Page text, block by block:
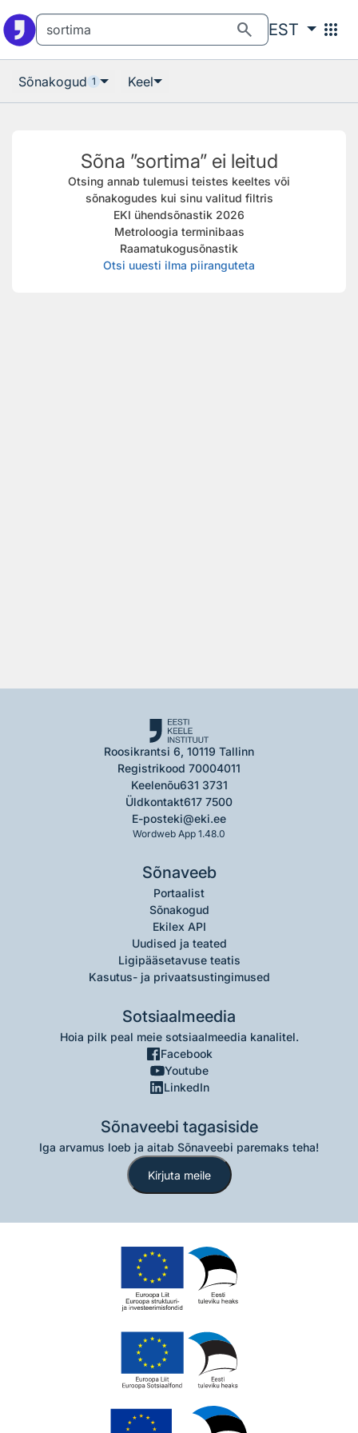
search EST apps
Sõnakogud 1 Keel
Sõna ”sortima” ei leitud
Otsing annab tulemusi teistes keeltes või
sõnakogudes kui sinu valitud filtris
EKI ühendsõnastik 2026
Metroloogia terminibaas
Raamatukogusõnastik
Otsi uuesti ilma piiranguteta
Roosikrantsi 6, 10119 Tallinn
Registrikood 70004011
Keelenõu631 3731
Üldkontakt617 7500
E-posteki@eki.ee
Wordweb App 1.48.0
Sõnaveeb
Portaalist
Sõnakogud
Ekilex API
Uudised ja teated
Ligipääsetavuse teatis
Kasutus- ja privaatsustingimused
Sotsiaalmeedia
Hoia pilk peal meie sotsiaalmeedia kanalitel.
Facebook
Youtube
LinkedIn
Sõnaveebi tagasiside
Iga arvamus loeb ja aitab Sõnaveebi paremaks teha!
Kirjuta meile